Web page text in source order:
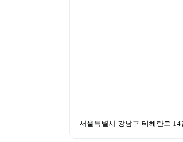
서울특별시 강남구 테헤란로 14